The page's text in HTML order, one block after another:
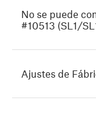
No se puede
#10513 (SL1/
Ajustes de